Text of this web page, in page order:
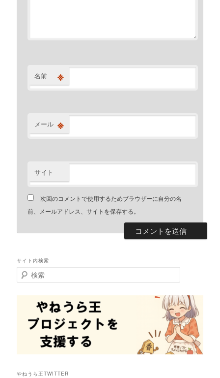
名前 ※
メール ※
サイト
次回のコメントで使用するためブラウザーに自分の名
前、メールアドレス、サイトを保存する。
サイト内検索
検
索
やねうら王TWITTER